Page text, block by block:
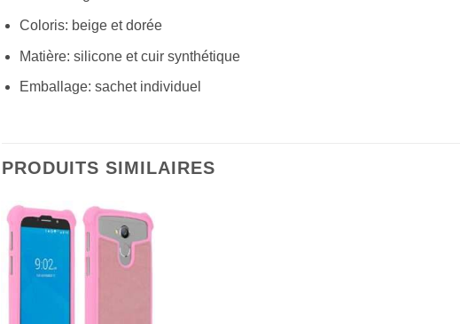
Coloris: beige et dorée
Matière: silicone et cuir synthétique
Emballage: sachet individuel
PRODUITS SIMILAIRES